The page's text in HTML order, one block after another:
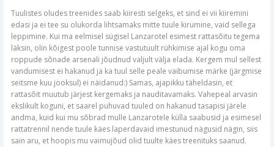
Tuulistes oludes treenides saab kiiresti selgeks, et sind ei vii kiiremini
edasi ja ei tee su olukorda lihtsamaks mitte tuule kirumine, vaid sellega
leppimine. Kui ma eelmisel sügisel Lanzarotel esimest rattasõitu tegema
läksin, olin kõigest poole tunnise vastutuult rühkimise ajal kogu oma
roppude sõnade arsenali jõudnud valjult välja elada. Kergem mul sellest
vandumisest ei hakanud ja ka tuul selle peale vaibumise märke (järgmise
seitsme kuu jooksul) ei näidanud:) Samas, ajapikku täheldasin, et
rattasõit muutub järjest kergemaks ja nauditavamaks. Vahepeal arvasin
ekslikult koguni, et saarel puhuvad tuuled on hakanud tasapisi järele
andma, kuid kui mu sõbrad mulle Lanzarotele külla saabusid ja esimesel
rattatrennil nende tuule käes laperdavaid imestunud nägusid nägin, siis
sain aru, et hoopis mu vaimujõud olid tuulte käes treenituks saanud.